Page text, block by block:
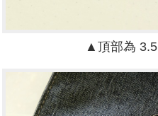
▲頂部為